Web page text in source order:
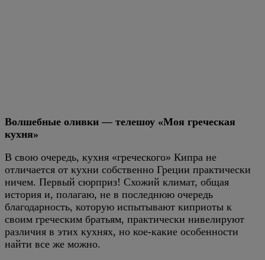
Волшебные оливки — телешоу «Моя греческая
кухня»
В свою очередь, кухня «греческого» Кипра не
отличается от кухни собственно Греции практически
ничем. Первый сюрприз! Схожий климат, общая
история и, полагаю, не в последнюю очередь
благодарность, которую испытывают киприоты к
своим греческим братьям, практически нивелируют
различия в этих кухнях, но кое-какие особенности
найти все же можно.